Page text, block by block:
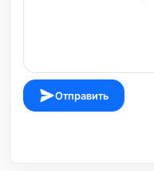
Отправить